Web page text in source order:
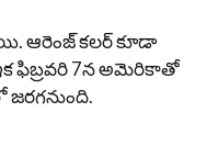
ఆరెంజ్ కలర్ కూడా
ఫిబ్రవరి 7న అమెరికాతో